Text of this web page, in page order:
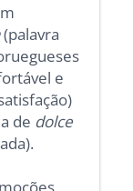
(palavra
e
de dolce